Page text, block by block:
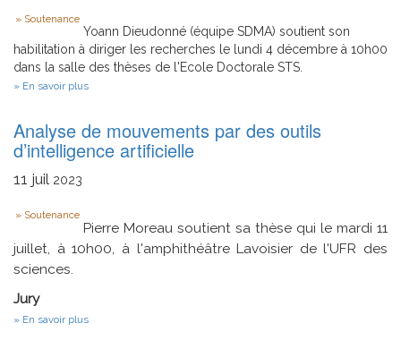
des
systèmes
non
Type
Soutenance
Yoann Dieudonné (équipe SDMA) soutient son
habilitation à diriger les recherches le lundi 4 décembre à 10h00
dans la salle des thèses de l'Ecole Doctorale STS.
En savoir plus
dans
des
conditions
Analyse de mouvements par des outils
d’intelligence artificielle
11 juil 2023
Type
Soutenance
Pierre Moreau soutient sa thèse qui le mardi 11
juillet, à 10h00, à l'amphithéâtre Lavoisier de l'UFR des
sciences.
Jury
En savoir plus